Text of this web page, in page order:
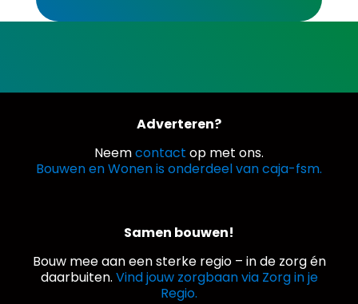
Adverteren?
Neemcontact op met ons.
Bouwen en Wonen is onderdeel van caja-fsm.
Samen bouwen!
Bouw mee aan een sterke regio – in de zorg én
daarbuiten. Vind jouw zorgbaan via Zorg in je
Regio.